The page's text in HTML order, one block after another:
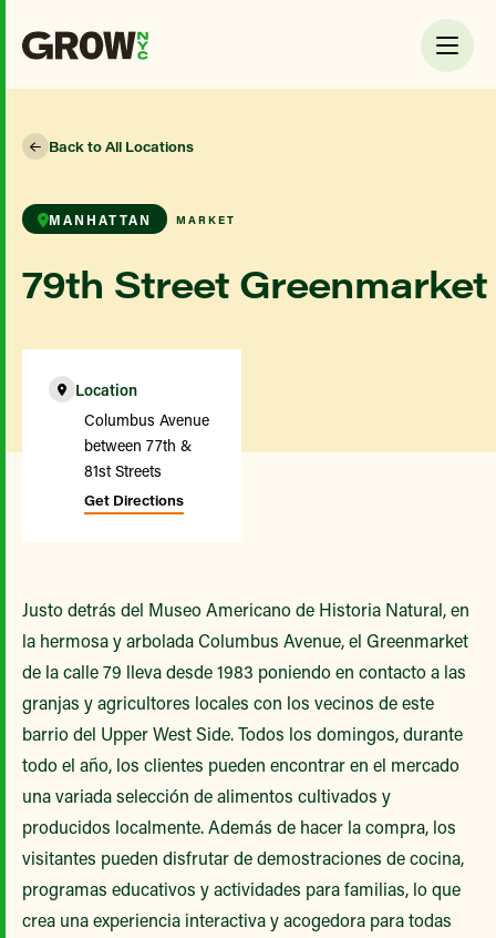
Back to All Locations
MANHATTAN MARKET
79th Street Greenmarket
Location
Columbus Avenue
between 77th &
81st Streets
Get Directions
Justo detrás del Museo Americano de Historia Natural, en
la hermosa y arbolada Columbus Avenue, el Greenmarket
de la calle 79 lleva desde 1983 poniendo en contacto a las
granjas y agricultores locales con los vecinos de este
barrio del Upper West Side. Todos los domingos, durante
todo el año, los clientes pueden encontrar en el mercado
una variada selección de alimentos cultivados y
producidos localmente. Además de hacer la compra, los
visitantes pueden disfrutar de demostraciones de cocina,
programas educativos y actividades para familias, lo que
crea una experiencia interactiva y acogedora para todas